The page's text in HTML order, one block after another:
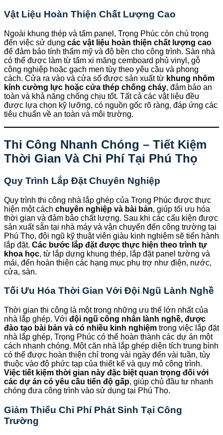
Vật Liệu Hoàn Thiện Chất Lượng Cao
Ngoài khung thép và tấm panel, Trọng Phúc còn chú trọng
đến việc sử dụng các vật liệu hoàn thiện chất lượng cao
để đảm bảo tính thẩm mỹ và độ bền cho công trình. Sàn nhà
có thể được làm từ tấm xi măng cemboard phủ vinyl, gỗ
công nghiệp hoặc gạch men tùy theo yêu cầu và phong
cách. Cửa ra vào và cửa sổ được sản xuất từ khung nhôm
kính cường lực hoặc cửa thép chống cháy, đảm bảo an
toàn và khả năng chống chịu tốt. Tất cả các vật liệu đều
được lựa chọn kỹ lưỡng, có nguồn gốc rõ ràng, đáp ứng các
tiêu chuẩn về an toàn và môi trường.
Thi Công Nhanh Chóng – Tiết Kiệm
Thời Gian Và Chi Phí Tại Phú Thọ
Quy Trình Lắp Đặt Chuyên Nghiệp
Quy trình thi công nhà lắp ghép của Trọng Phúc được thực
hiện một cách chuyên nghiệp và bài bản, giúp tối ưu hóa
thời gian và đảm bảo chất lượng. Sau khi các cấu kiện được
sản xuất sẵn tại nhà máy và vận chuyển đến công trường tại
Phú Thọ, đội ngũ kỹ thuật viên giàu kinh nghiệm sẽ tiến hành
lắp đặt. Các bước lắp đặt được thực hiện theo trình tự
khoa học, từ lắp dựng khung thép, lắp đặt panel tường và
mái, đến hoàn thiện các hạng mục phụ trợ như điện, nước,
cửa, sàn.
Tối Ưu Hóa Thời Gian Với Đội Ngũ Lành Nghề
Thời gian thi công là một trong những ưu thế lớn nhất của
nhà lắp ghép. Với đội ngũ công nhân lành nghề, được
đào tạo bài bản và có nhiều kinh nghiệm trong việc lắp đặt
nhà lắp ghép, Trọng Phúc có thể hoàn thành các dự án một
cách nhanh chóng. Một căn nhà lắp ghép diện tích trung bình
có thể được hoàn thiện chỉ trong vài ngày đến vài tuần, tùy
thuộc vào độ phức tạp của thiết kế và quy mô công trình.
Việc tiết kiệm thời gian này đặc biệt quan trọng đối với
các dự án có yêu cầu tiến độ gấp, giúp chủ đầu tư nhanh
chóng đưa công trình vào sử dụng tại Phú Thọ.
Giảm Thiểu Chi Phí Phát Sinh Tại Công
Trường